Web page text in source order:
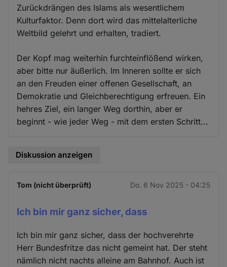
Zurückdrängen des Islams als wesentlichem
Kulturfaktor. Denn dort wird das mittelalterliche
Weltbild gelehrt und erhalten, tradiert.
Der Kopf mag weiterhin furchteinflößend wirken,
aber bitte nur äußerlich. Im Inneren sollte er sich
an den Freuden einer offenen Gesellschaft, an
Demokratie und Gleichberechtigung erfreuen. Ein
hehres Ziel, ein langer Weg dorthin, aber er
beginnt - wie jeder Weg - mit dem ersten Schritt...
Diskussion anzeigen
Tom (nicht überprüft) Do. 6 Nov 2025 - 04:25
Ich bin mir ganz sicher, dass
Ich bin mir ganz sicher, dass der hochverehrte
Herr Bundesfritze das nicht gemeint hat. Der steht
nämlich nicht nachts alleine am Bahnhof. Auch ist